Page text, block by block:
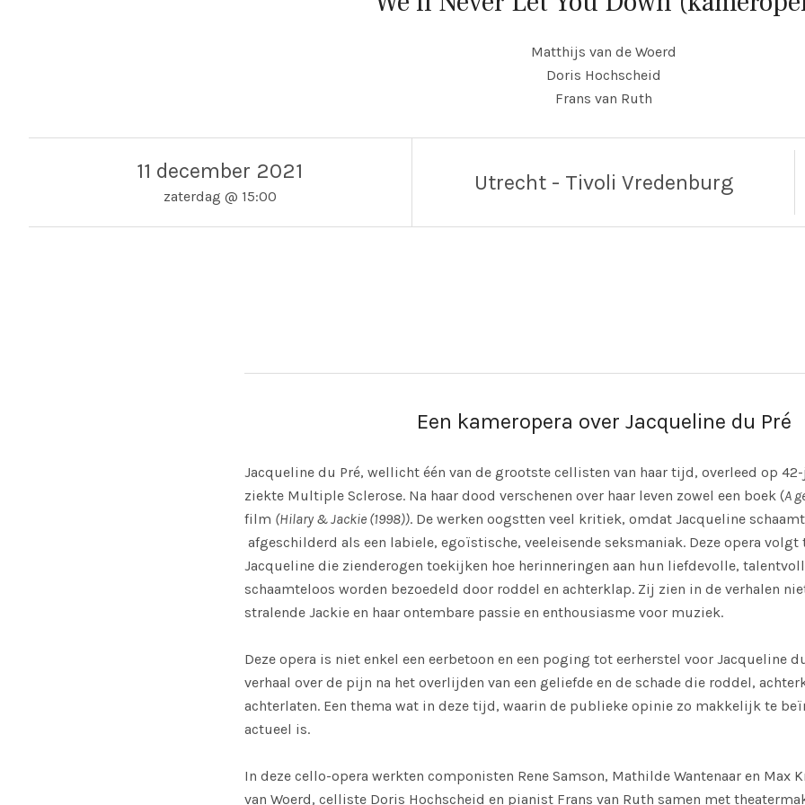
Matthijs van de Woerd
Doris Hochscheid
Frans van Ruth
11 december 2021
zaterdag @ 15:00
Utrecht - Tivoli Vredenburg
Een kameropera over Jacqueline du Pré
Jacqueline du Pré, wellicht één van de grootste cellisten van haar tijd, overleed op
ziekte Multiple Sclerose. Na haar dood verschenen over haar leven zowel een boek (A
film (Hilary & Jackie (1998)). De werken oogstten veel kritiek, omdat Jacqueline
afgeschilderd als een labiele, egoïstische, veeleisende seksmaniak. Deze opera volgt
Jacqueline die zienderogen toekijken hoe herinneringen aan hun liefdevolle,
schaamteloos worden bezoedeld door roddel en achterklap. Zij zien in de verhalen
stralende Jackie en haar ontembare passie en enthousiasme voor muziek.
Deze opera is niet enkel een eerbetoon en een poging tot eerherstel voor Jacqueline
verhaal over de pijn na het overlijden van een geliefde en de schade die roddel,
achterlaten. Een thema wat in deze tijd, waarin de publieke opinie zo makkelijk te
actueel is.
In deze cello-opera werkten componisten Rene Samson, Mathilde Wantenaar en Max
van Woerd, celliste Doris Hochscheid en pianist Frans van Ruth samen met